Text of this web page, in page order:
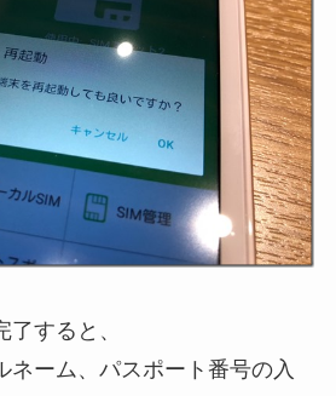
すると、
ネーム、パスポート番号の入